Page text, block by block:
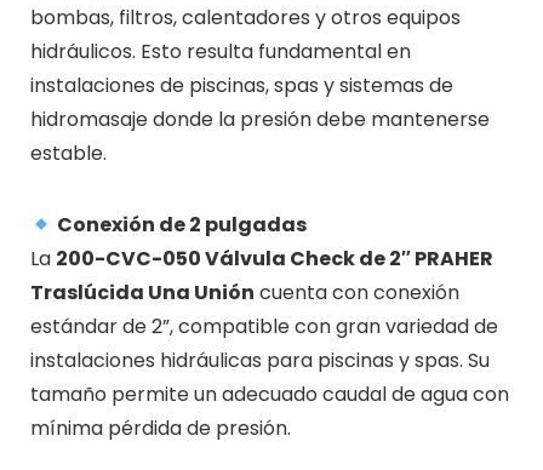
bombas, filtros, calentadores y otros equipos
hidráulicos. Esto resulta fundamental en
instalaciones de piscinas, spas y sistemas de
hidromasaje donde la presión debe mantenerse
estable.
Conexión de 2 pulgadas
La 200-CVC-050 Válvula Check de 2″ PRAHER
Traslúcida Una Unión cuenta con conexión
estándar de 2”, compatible con gran variedad de
instalaciones hidráulicas para piscinas y spas. Su
tamaño permite un adecuado caudal de agua con
mínima pérdida de presión.